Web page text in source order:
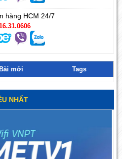
hàng HCM 24/7
Bài mới Tags
NHẤT